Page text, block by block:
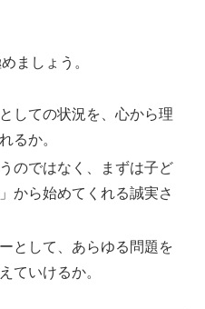
：厳選17社を一括比
大10万円
ル資料
型も対応
に比較検討。年代に合わ
で一括請求。
ましょう。
しての状況を、心から理
るか。
のではなく、まずは子ど
から始めてくれる誠実さ
として、あらゆる問題を
ていけるか。